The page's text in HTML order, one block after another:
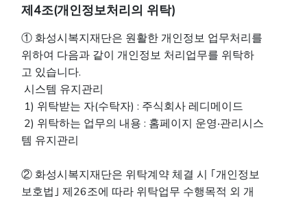
제4조(개인정보처리의 위탁)
① 화성시복지재단은 원활한 개인정보 업무처리를
위하여 다음과 같이 개인정보 처리업무를 위탁하
고 있습니다.
시스템 유지관리
1) 위탁받는 자(수탁자) : 주식회사 레디메이드
2) 위탁하는 업무의 내용 : 홈페이지 운영‧관리시스
템 유지관리
② 화성시복지재단은 위탁계약 체결 시 ｢개인정보
보호법｣ 제26조에 따라 위탁업무 수행목적 외 개